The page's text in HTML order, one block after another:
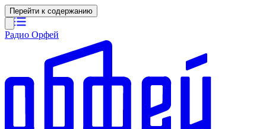
Перейти к содержанию
Радио Орфей